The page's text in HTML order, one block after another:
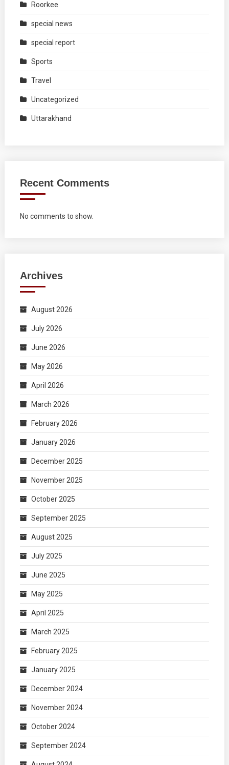
Roorkee
special news
special report
Sports
Travel
Uncategorized
Uttarakhand
Recent Comments
No comments to show.
Archives
August 2026
July 2026
June 2026
May 2026
April 2026
March 2026
February 2026
January 2026
December 2025
November 2025
October 2025
September 2025
August 2025
July 2025
June 2025
May 2025
April 2025
March 2025
February 2025
January 2025
December 2024
November 2024
October 2024
September 2024